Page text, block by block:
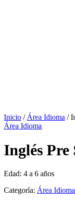
Inicio / Área Idioma /
Área Idioma
Inglés Pre
Edad: 4 a 6 años
Categoría: Área Idioma